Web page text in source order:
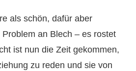
als schön, dafür aber
an Blech – es rostet
ist nun die Zeit gekommen,
zu reden und sie von